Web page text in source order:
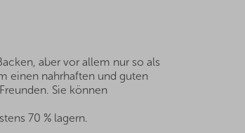
aber vor allem nur so als
einen nahrhaften und guten
Sie können
70 % lagern.